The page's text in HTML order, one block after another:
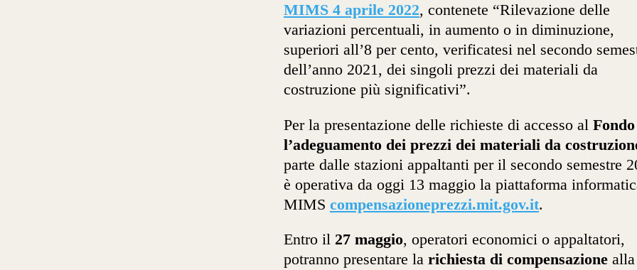
MIMS 4 aprile 2022, contenete “Rilevazione delle
variazioni percentuali, in aumento o in diminuzione,
superiori all’8 per cento, verificatesi nel secondo
dell’anno 2021, dei singoli prezzi dei materiali da
costruzione più significativi”.
Per la presentazione delle richieste di accesso al
l’adeguamento dei prezzi dei materiali da
parte dalle stazioni appaltanti per il secondo semestre
è operativa da oggi 13 maggio la piattaforma
MIMS compensazioneprezzi.mit.gov.it.
Entro il 27 maggio, operatori economici o appaltatori,
potranno presentare la richiesta di compensazione alla